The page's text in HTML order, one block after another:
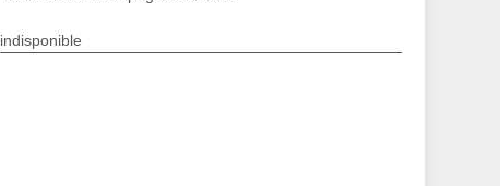
indisponible